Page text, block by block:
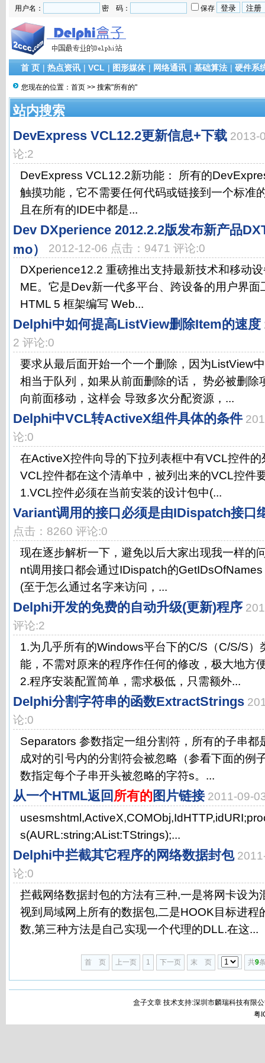
用户名： 密 码： 保存
首 页 | 热点资讯 | VCL | 图形媒体 | 网络通讯 | 基础算法 | 硬件系
您现在的位置： 首页 >> 搜索"所有的"
站内搜索
DevExpress VCL12.2更新信息+下载 2013-
论:2
DevExpress VCL12.2新功能： 所有的
触摸功能，它不需要任何代码或链接到一个标准
且在所有的IDE中都是...
Dev DXperience 2012.2.2版发布新产品
mo）
2012-12-06 点击：9471 评论:0
DXperience12.2 重磅推出支持最新技术和移动
ME。它是Dev新一代多平台、跨设备的用户界面
HTML 5 框架编写 Web...
Delphi中如何提高ListView删除Item的速度
2 评论:0
要求从最后面开始一个一个删除，因为ListView
相当于队列，如果从前面删除的话， 势必被删除
向前面移动，这样会 导致多次分配资源，...
Delphi中VCL转ActiveX组件具体的条件
论:0
在ActiveX控件向导的下拉列表框中有VCL控件
VCL控件都在这个清单中，被列出来的VCL控件
1.VCL控件必须在当前安装的设计包中(...
Variant调用的接口必须是由IDispatch接口
点击：8260 评论:0
现在逐步解析一下，避免以后大家出现我一样的
nt调用接口都会通过IDispatch的
(至于怎么通过名字来访问，...
Delphi开发的免费的自动升级(更新)程序
评论:2
1.为几乎所有的Windows平台下的C/S（C/S/S）
能，不需对原来的程序作任何的修改，极大地方
2.程序安装配置简单，需求极低，只需额外...
Delphi分割字符串的函数ExtractStrings
论:0
Separators 参数指定一组分割符，所有的子串都
成对的引号内的分割符会被忽略（参看下面的例
数指定每个子串开头被忽略的字符s。...
从一个HTML返回 所有的 图片链接 2011-09-
s(AURL:string;AList:TStrings);...
Delphi中拦截其它程序的网络数据封包
论:0
拦截网络数据封包的方法有三种,一是将网卡设为
视到局域网上所有的数据包,二是HOOK目标进程
数,第三种方法是自己实现一个代理的DLL.在这...
首 页 上一页 1 下一页 末 页 共9
盒子文章 技术支持:深圳市麟瑞科技有限
粤